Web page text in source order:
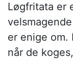
Løgfritata er
er enige om.
når de